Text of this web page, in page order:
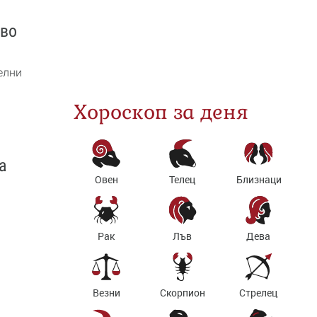
Хороскоп за деня
Овен Телец Близнаци
Рак Лъв Дева
Везни Скорпион Стрелец